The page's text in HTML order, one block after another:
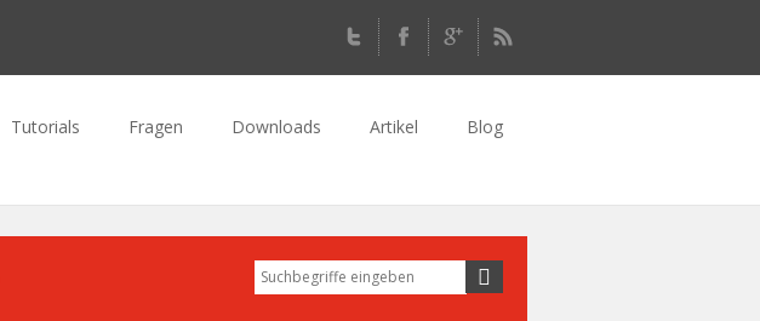
Tutorials Fragen Downloads Artikel Blog
Suchformular
Suche